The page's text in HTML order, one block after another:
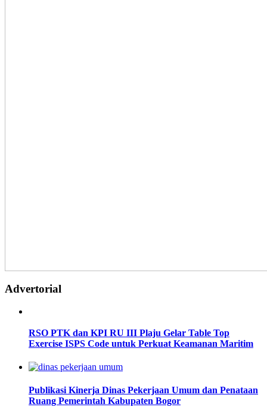
Advertorial
RSO PTK dan KPI RU III Plaju Gelar Table Top
Exercise ISPS Code untuk Perkuat Keamanan Maritim
Publikasi Kinerja Dinas Pekerjaan Umum dan Penataan
Ruang Pemerintah Kabupaten Bogor